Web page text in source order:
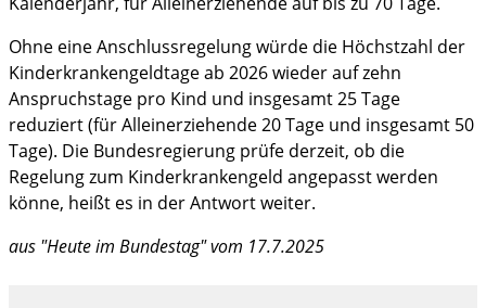
Ohne eine Anschlussregelung würde die Höchstzahl der
Kinderkrankengeldtage ab 2026 wieder auf zehn
Anspruchstage pro Kind und insgesamt 25 Tage
reduziert (für Alleinerziehende 20 Tage und insgesamt 50
Tage). Die Bundesregierung prüfe derzeit, ob die
Regelung zum Kinderkrankengeld angepasst werden
könne, heißt es in der Antwort weiter.
aus "Heute im Bundestag" vom 17.7.2025